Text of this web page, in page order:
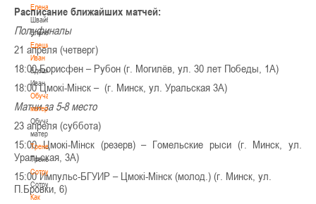
Елена
Швайбович
Елена
Едешко
Иван
Едешко
Иван
Обучающие
материалы
Обучающие
материалы
Тренерам
Тренерам
Сотрудничество
Сотрудничество
Как
Расписание ближайших матчей:
Полуфиналы
21 апреля (четверг)
18:00 Борисфен – Рубон (г. Могилёв, ул. 30 лет Победы, 1А)
18:00 Цмокі-Мінск – (г. Минск, ул. Уральская 3А)
Матчи за 5-8 место
23 апреля (суббота)
15:00 Цмокі-Мінск (резерв) – Гомельские рыси (г. Минск, ул.
Уральская, 3А)
15:00 Импульс-БГУИР – Цмокі-Мінск (молод.) (г. Минск, ул.
П.Бровки, 6)